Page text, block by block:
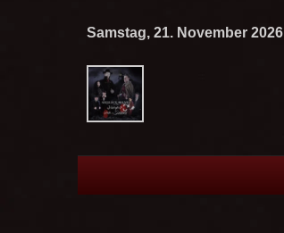
Samstag, 21. November 2026